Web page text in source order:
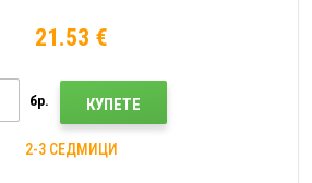
21.53 €
бр. КУПЕТЕ
2-3 СЕДМИЦИ